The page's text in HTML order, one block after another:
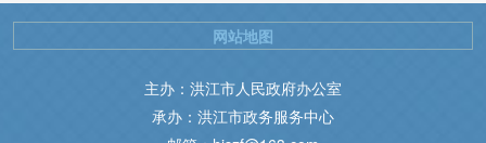
主办：洪江市人民政府办公室
承办：洪江市政务服务中心
网站地图